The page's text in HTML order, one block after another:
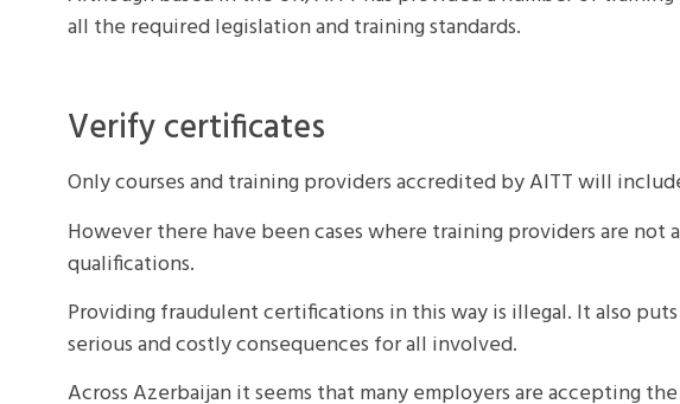
all the required legislation and training standards.
Verify certificates
Only courses and training providers accredited by AITT will
However there have been cases where training providers are
qualifications.
Providing fraudulent certifications in this way is illegal. It also
serious and costly consequences for all involved.
Across Azerbaijan it seems that many employers are accepting